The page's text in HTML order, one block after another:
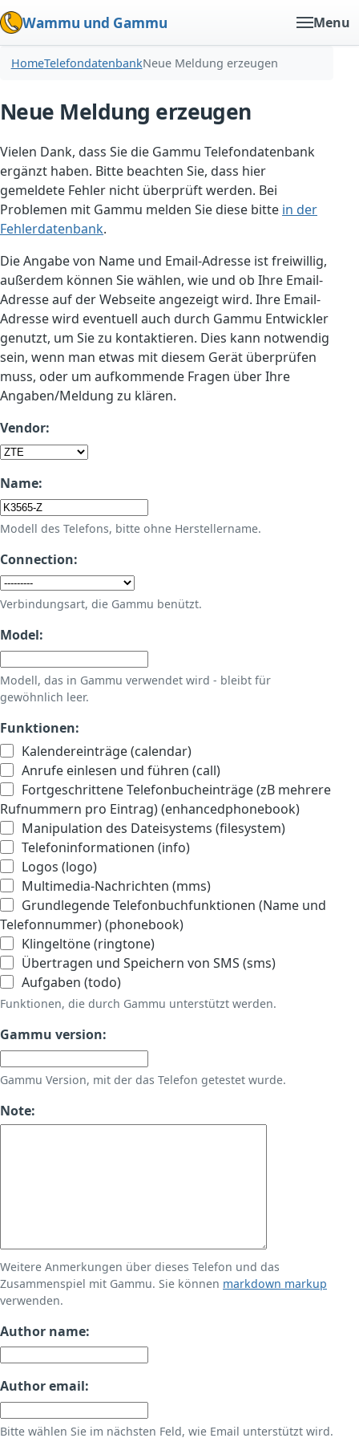
Wammu und Gammu Menu
HomeTelefondatenbankNeue Meldung erzeugen
Neue Meldung erzeugen
Vielen Dank, dass Sie die Gammu Telefondatenbank
ergänzt haben. Bitte beachten Sie, dass hier
gemeldete Fehler nicht überprüft werden. Bei
Problemen mit Gammu melden Sie diese bitte in der
Fehlerdatenbank.
Die Angabe von Name und Email-Adresse ist freiwillig,
außerdem können Sie wählen, wie und ob Ihre Email-
Adresse auf der Webseite angezeigt wird. Ihre Email-
Adresse wird eventuell auch durch Gammu Entwickler
genutzt, um Sie zu kontaktieren. Dies kann notwendig
sein, wenn man etwas mit diesem Gerät überprüfen
muss, oder um aufkommende Fragen über Ihre
Angaben/Meldung zu klären.
Vendor:
Name:
Modell des Telefons, bitte ohne Herstellername.
Connection:
Verbindungsart, die Gammu benützt.
Model:
Modell, das in Gammu verwendet wird - bleibt für
gewöhnlich leer.
Funktionen:
Kalendereinträge (calendar)
Anrufe einlesen und führen (call)
Fortgeschrittene Telefonbucheinträge (zB mehrere
Rufnummern pro Eintrag) (enhancedphonebook)
Manipulation des Dateisystems (filesystem)
Telefoninformationen (info)
Logos (logo)
Multimedia-Nachrichten (mms)
Grundlegende Telefonbuchfunktionen (Name und
Telefonnummer) (phonebook)
Klingeltöne (ringtone)
Übertragen und Speichern von SMS (sms)
Aufgaben (todo)
Funktionen, die durch Gammu unterstützt werden.
Gammu version:
Gammu Version, mit der das Telefon getestet wurde.
Note:
Weitere Anmerkungen über dieses Telefon und das
Zusammenspiel mit Gammu. Sie können markdown markup
verwenden.
Author name:
Author email:
Bitte wählen Sie im nächsten Feld, wie Email unterstützt wird.